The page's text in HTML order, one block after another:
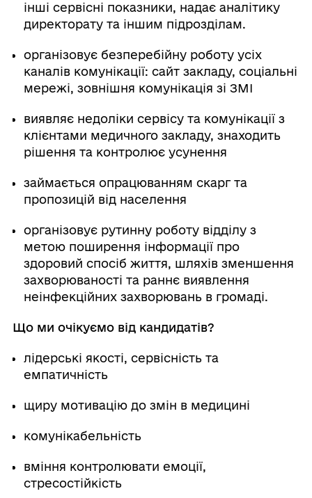
інші сервісні показники, надає аналітику
директорату та іншим підрозділам.
організовує безперебійну роботу усіх
каналів комунікації: сайт закладу, соціальні
мережі, зовнішня комунікація зі ЗМІ
виявляє недоліки сервісу та комунікації з
клієнтами медичного закладу, знаходить
рішення та контролює усунення
займається опрацюванням скарг та
пропозицій від населення
організовує рутинну роботу відділу з
метою поширення інформації про
здоровий спосіб життя, шляхів зменшення
захворюваності та раннє виявлення
неінфекційних захворювань в громаді.
Що ми очікуємо від кандидатів?
лідерські якості, сервісність та
емпатичність
щиру мотивацію до змін в медицині
комунікабельність
вміння контролювати емоції,
стресостійкість